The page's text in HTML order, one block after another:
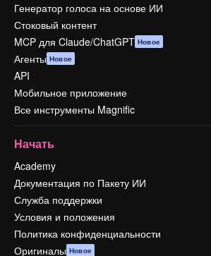
Генератор голоса на основе ИИ
Стоковый контент
MCP для Claude/ChatGPT Новое
Агенты Новое
API
Мобильное приложение
Все инструменты Magnific
Начать
Academy
Документация по Пакету ИИ
Служба поддержки
Условия и положения
Политика конфиденциальности
Оригиналы Новое